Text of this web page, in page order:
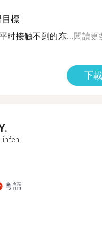
標
时接触不到的东... 閱讀更
下
Linfen
粵語